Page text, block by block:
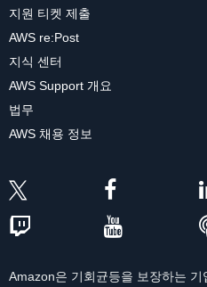
지원 티켓 제출
AWS re:Post
지식 센터
AWS Support 개요
법무
AWS 채용 정보
Amazon은 기회균등을 보장하는 기